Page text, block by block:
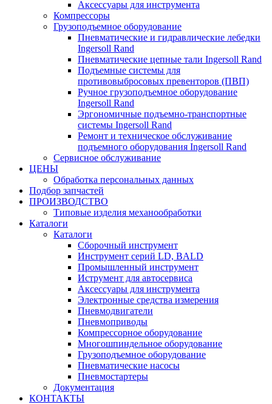
Аксессуары для инструмента
Компрессоры
Грузоподъемное оборудование
Пневматические и гидравлические лебедки
Ingersoll Rand
Пневматические цепные тали Ingersoll Rand
Подъемные системы для
противовыбросовых превенторов (ПВП)
Ручное грузоподъемное оборудование
Ingersoll Rand
Эргономичные подъемно-транспортные
системы Ingersoll Rand
Ремонт и техническое обслуживание
подъемного оборудования Ingersoll Rand
Сервисное обслуживание
ЦЕНЫ
Обработка персональных данных
Подбор запчастей
ПРОИЗВОДСТВО
Типовые изделия механообработки
Каталоги
Каталоги
Сборочный инструмент
Инструмент серий LD, BALD
Промышленный инструмент
Иструмент для автосервиса
Аксессуары для инструмента
Электронные средства измерения
Пневмодвигатели
Пневмоприводы
Компрессорное оборудование
Многошпиндельное оборудование
Грузоподъемное оборудование
Пневматические насосы
Пневмостартеры
Документация
КОНТАКТЫ